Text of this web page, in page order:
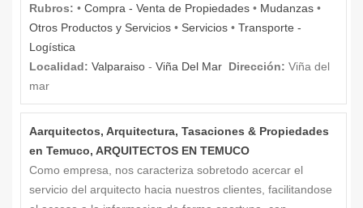
Rubros: • Compra - Venta de Propiedades • Mudanzas •
Otros Productos y Servicios • Servicios • Transporte -
Logística
Localidad: Valparaiso - Viña Del Mar Dirección: Viña del
mar
Aarquitectos, Arquitectura, Tasaciones & Propiedades
en Temuco, ARQUITECTOS EN TEMUCO
Como empresa, nos caracteriza sobretodo acercar el
servicio del arquitecto hacia nuestros clientes, facilitandose